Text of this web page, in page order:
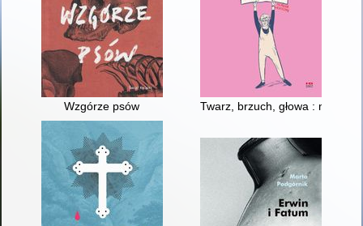
Wzgórze psów Twarz, brzuch, głowa :